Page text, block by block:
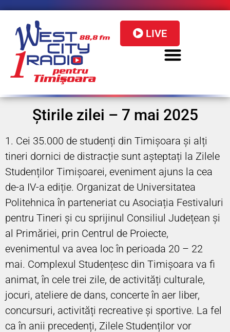
LIVE
Știrile zilei – 7 mai 2025
1. Cei 35.000 de studenți din Timișoara și alți
tineri dornici de distracție sunt așteptați la Zilele
Studenților Timişoarei, eveniment ajuns la cea
de-a IV-a ediție. Organizat de Universitatea
Politehnica în parteneriat cu Asociația Festivaluri
pentru Tineri și cu sprijinul Consiliul Județean și
al Primăriei, prin Centrul de Proiecte,
evenimentul va avea loc în perioada 20 – 22
mai. Complexul Studențesc din Timișoara va fi
animat, în cele trei zile, de activități culturale,
jocuri, ateliere de dans, concerte în aer liber,
concursuri, activități recreative și sportive. La fel
ca în anii precedenți, Zilele Studenților vor